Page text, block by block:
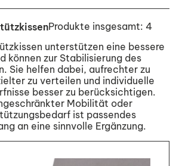
Produkte insgesamt: 4
unterstützen eine bessere
können zur Stabilisierung des
Sie helfen dabei, aufrechter zu
zu verteilen und individuelle
besser zu berücksichtigen.
Mobilität oder
ist passendes
an eine sinnvolle Ergänzung.